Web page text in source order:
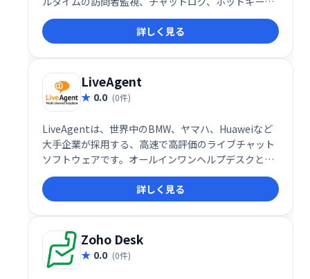
ど、顧客エンゲージメントを向上させる機能が充実。
チャンネル登録促進や購買意欲を高める、記憶に残る
体験を提供します。
詳しく見る
LiveAgent
0.0 (0件)
LiveAgentは、世界中のBMW、ヤマハ、Huaweiなど
大手企業が採用する、高速で高評価のライブチャット
ソフトウェアです。オールインワンヘルプデスクとし
て、パーソナライズされた顧客対応を実現し、効率的
なカスタマーサービスを提供します。2020年にはSMB
部門で最高評価を獲得。ワールドクラスのカスタマー
サポートを目指せる、フル機能のソリューションで
す。
詳しく見る
Zoho Desk
0.0 (0件)